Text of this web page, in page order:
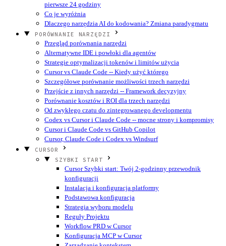
pierwsze 24 godziny
Co je wyróżnia
Dlaczego narzędzia AI do kodowania? Zmiana paradygmatu
PORÓWNANIE NARZĘDZI
Przegląd porównania narzędzi
Alternatywne IDE i powłoki dla agentów
Strategie optymalizacji tokenów i limitów użycia
Cursor vs Claude Code -- Kiedy użyć którego
Szczegółowe porównanie możliwości trzech narzędzi
Przejście z innych narzędzi -- Framework decyzyjny
Porównanie kosztów i ROI dla trzech narzędzi
Od zwykłego czatu do zintegrowanego developmentu
Codex vs Cursor i Claude Code -- mocne strony i kompromisy
Cursor i Claude Code vs GitHub Copilot
Cursor, Claude Code i Codex vs Windsurf
CURSOR
SZYBKI START
Cursor Szybki start: Twój 2-godzinny przewodnik
konfiguracji
Instalacja i konfiguracja platformy
Podstawowa konfiguracja
Strategia wyboru modelu
Reguły Projektu
Workflow PRD w Cursor
Konfiguracja MCP w Cursor